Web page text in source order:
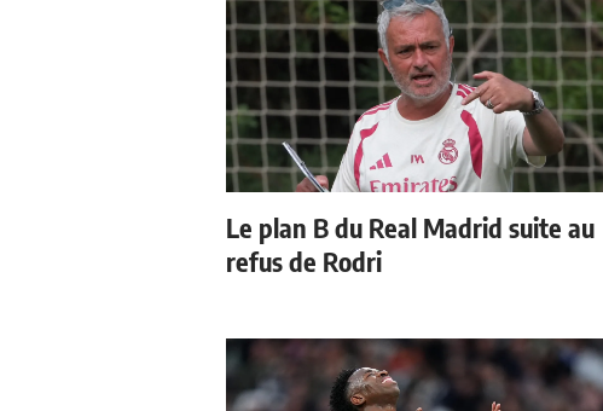
Le plan B du Real Madrid suite au
refus de Rodri